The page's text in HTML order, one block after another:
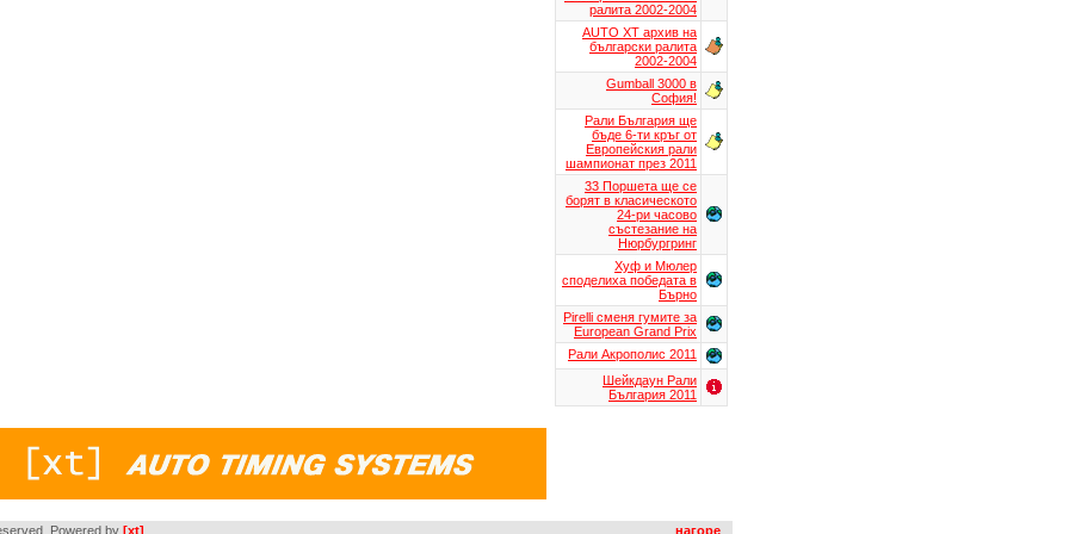
ралита 2002-2004
AUTO XT aрхив на
български ралита
2002-2004
Gumball 3000 в
София!
Рали България ще
бъде 6-ти кръг от
Европейския рали
шампионат през 2011
33 Поршета ще се
борят в класическото
24-ри часово
състезание на
Нюрбургринг
Хуф и Мюлер
споделиха победата в
Бърно
Pirelli сменя гумите за
European Grand Prix
Рали Акрополис 2011
Шейкдаун Рали
България 2011
Powered by [xt] нагоре